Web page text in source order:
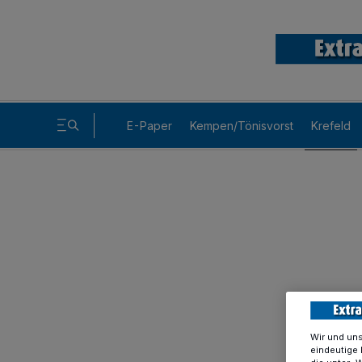
E-Paper Kempen/Tönisvorst Krefeld
Wir und
eindeutige